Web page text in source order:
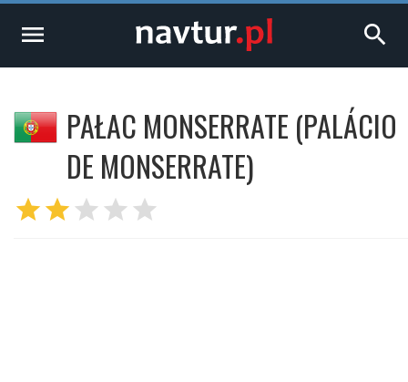
menu search
PAŁAC MONSERRATE (PALÁCIO
DE MONSERRATE)
starstar star star star